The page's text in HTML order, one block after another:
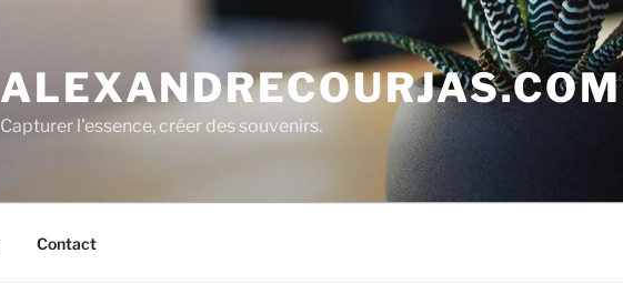
ALEXANDRECOURJAS.COM
Capturer l'essence, créer des souvenirs.
Contact